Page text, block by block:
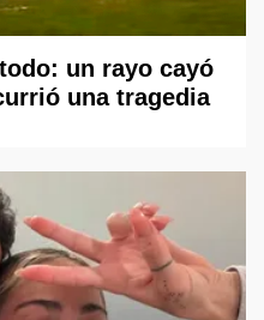
un rayo cayó
una tragedia